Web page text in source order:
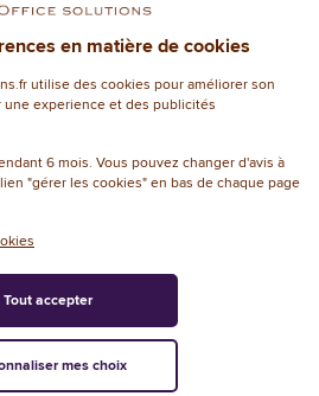
EXPÉDIÉ SOUS 2 À 5 JOURS.
ICEBERG, 20 litres, gris/vert -
: W53099
en matière de cookies
utilise des cookies pour améliorer son
experience et des publicités
6 mois. Vous pouvez changer d'avis à
"gérer les cookies" en bas de chaque page
mes choix
Tout accepter